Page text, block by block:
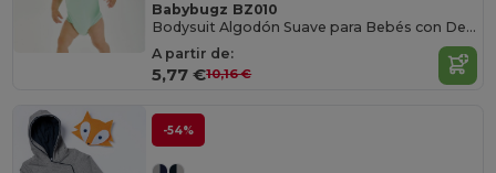
Babybugz BZ010
Bodysuit Algodón Suave para Bebés con Detalles
A partir de:
5,77 €10,16 €
-54%